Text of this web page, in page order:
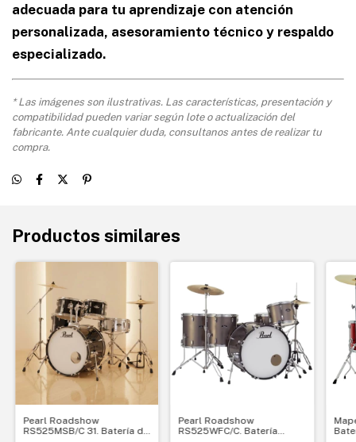
adecuada para tu aprendizaje con atención
personalizada, asesoramiento técnico y respaldo
especializado.
* Las imágenes son ilustrativas. Las características, presentación y
compatibilidad pueden variar según lote o actualización del
fabricante. Ante cualquier duda, consultanos antes de realizar tu
compra.
Productos similares
Pearl Roadshow
RS525MSB/C 31. Batería de
Pearl Roadshow
RS525WFC/C. Batería